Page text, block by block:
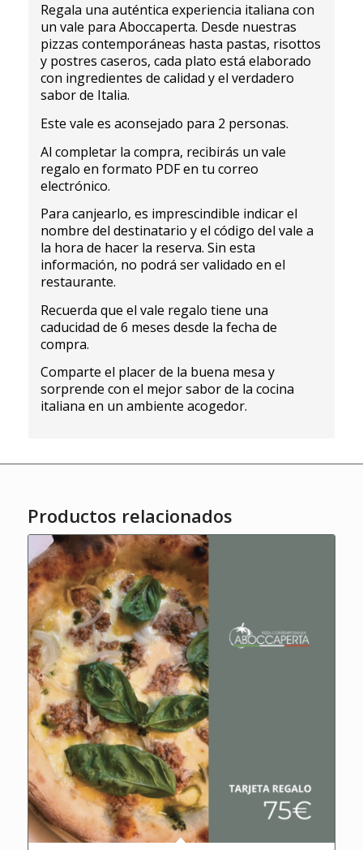
Regala una auténtica experiencia italiana con
un vale para Aboccaperta. Desde nuestras
pizzas contemporáneas hasta pastas, risottos
y postres caseros, cada plato está elaborado
con ingredientes de calidad y el verdadero
sabor de Italia.
Este vale es aconsejado para 2 personas.
Al completar la compra, recibirás un vale
regalo en formato PDF en tu correo
electrónico.
Para canjearlo, es imprescindible indicar el
nombre del destinatario y el código del vale a
la hora de hacer la reserva. Sin esta
información, no podrá ser validado en el
restaurante.
Recuerda que el vale regalo tiene una
caducidad de 6 meses desde la fecha de
compra.
Comparte el placer de la buena mesa y
sorprende con el mejor sabor de la cocina
italiana en un ambiente acogedor.
Productos relacionados